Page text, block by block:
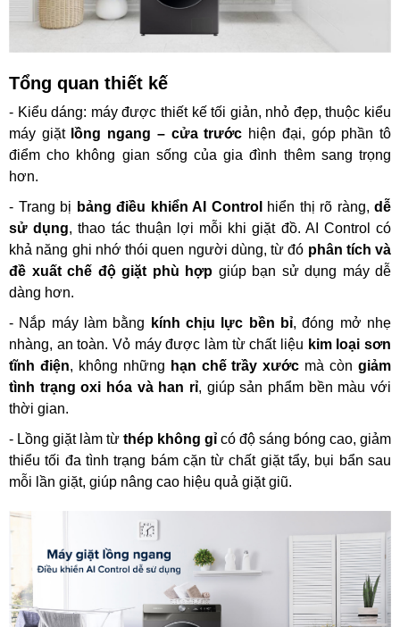
Tổng quan thiết kế
- Kiểu dáng: máy được thiết kế tối giản, nhỏ đẹp, thuộc kiểu
máy giặtlồng ngang – cửa trước hiện đại, góp phần tô
điểm cho không gian sống của gia đình thêm sang trọng
hơn.
- Trang bị bảng điều khiển AI Control hiển thị rõ ràng, dễ
sử dụng, thao tác thuận lợi mỗi khi giặt đồ. AI Control có
khả năng ghi nhớ thói quen người dùng, từ đó phân tích và
đề xuất chế độ giặt phù hợp giúp bạn sử dụng máy dễ
dàng hơn.
- Nắp máy làm bằng
kính chịu lực bền bỉ, đóng mở nhẹ
nhàng, an toàn. Vỏ máy được làm từ chất liệu kim loại sơn
tĩnh điện, không những hạn chế trầy xước mà còngiảm
tình trạng oxi hóa và han rỉ, giúp sản phẩm bền màu với
thời gian.
- Lồng giặt làm từ thép không gỉ có độ sáng bóng cao, giảm
thiểu tối đa tình trạng bám cặn từ chất giặt tẩy, bụi bẩn sau
mỗi lần giặt, giúp nâng cao hiệu quả giặt giũ.